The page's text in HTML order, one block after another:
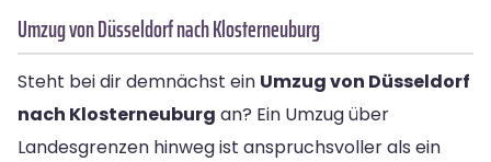
Umzug von Düsseldorf nach Klosterneuburg
Steht bei dir demnächst ein Umzug von Düsseldorf
nach Klosterneuburg an? Ein Umzug über
Landesgrenzen hinweg ist anspruchsvoller als ein